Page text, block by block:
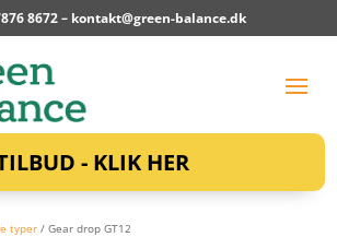
8672 – kontakt@green-balance.dk
- KLIK HER
typer/ Gear drop GT12